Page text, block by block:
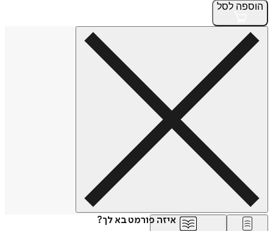
הוספה לסל
איזה פורמט בא לך?